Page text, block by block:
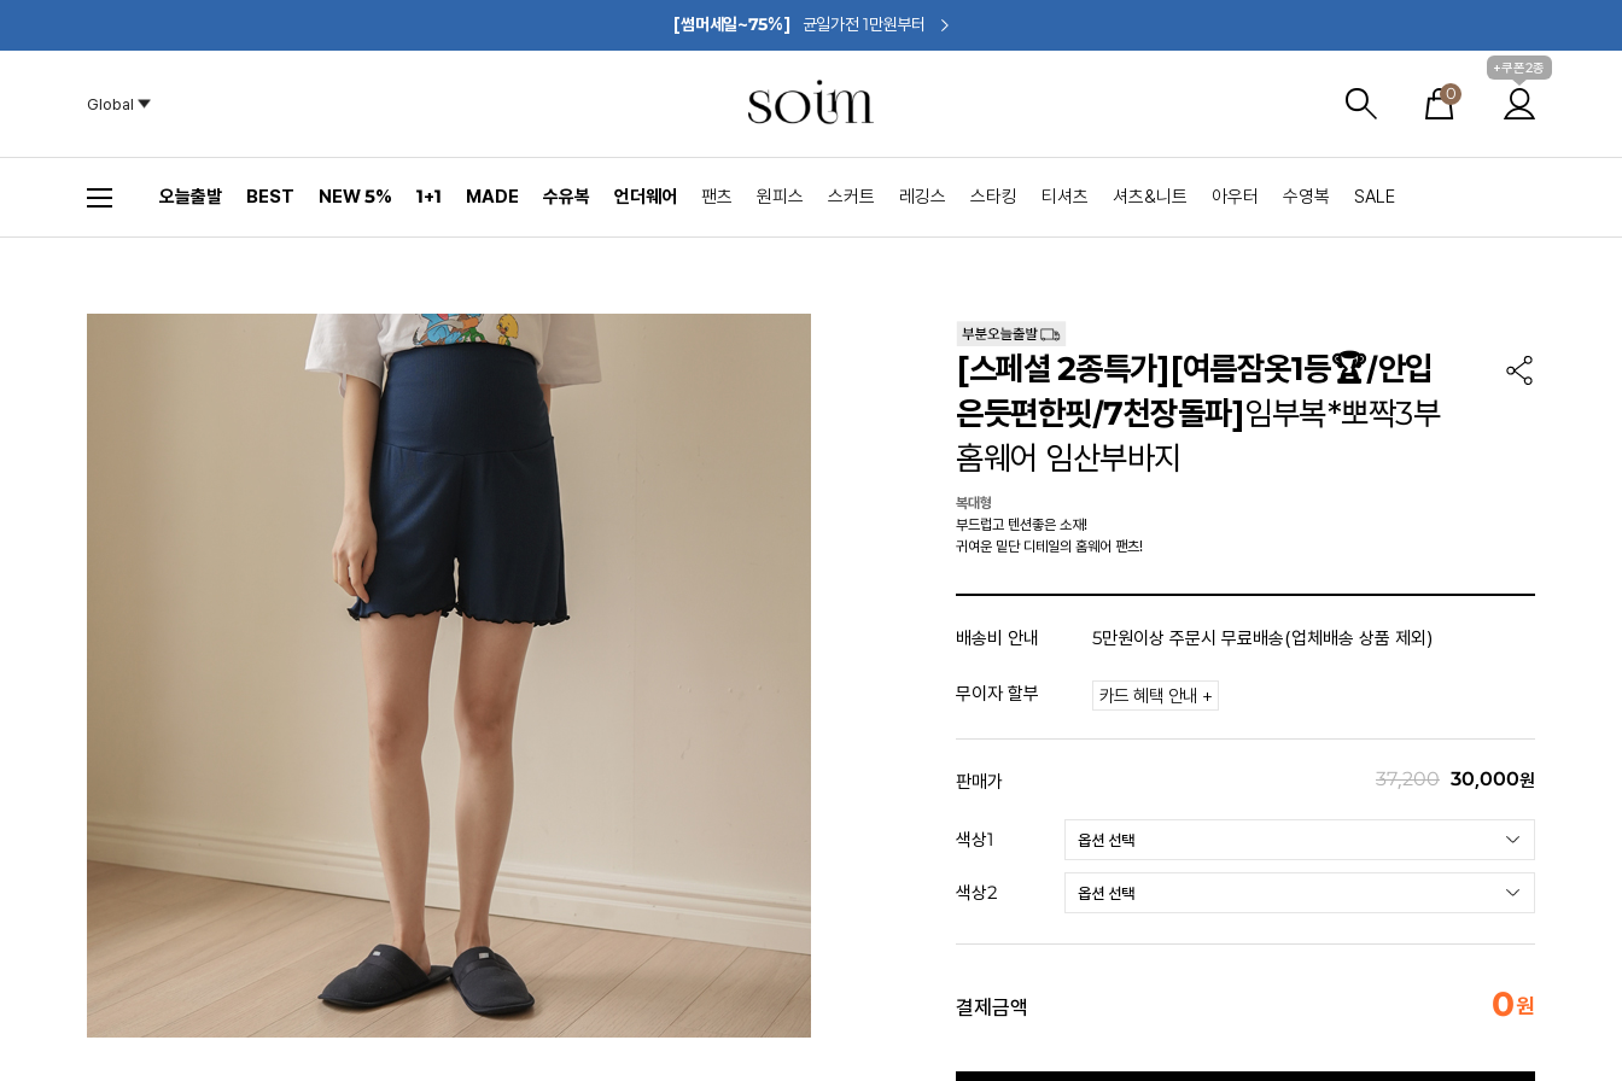
[썸머세일~75%] 균일가전 1만원부터
Global
0
+쿠폰2종
오늘출발 BEST NEW 5% 1+1 MADE 수유복 언더웨어 팬츠 원피스 스커트 레깅스 스타킹 티셔츠 셔츠&니트 아우터 수영복 SALE
[스페셜 2종특가][여름잠옷1등🏆/안입
은듯편한핏/7천장돌파]임부복*뽀짝3부
홈웨어 임산부바지
복대형
부드럽고 텐션좋은 소재!
귀여운 밑단 디테일의 홈웨어 팬츠!
배송비 안내 5만원이상 주문시 무료배송(업체배송 상품 제외)
무이자 할부 카드 혜택 안내 +
판매가 37,200 30,000원
색상1
색상2
결제금액 0원